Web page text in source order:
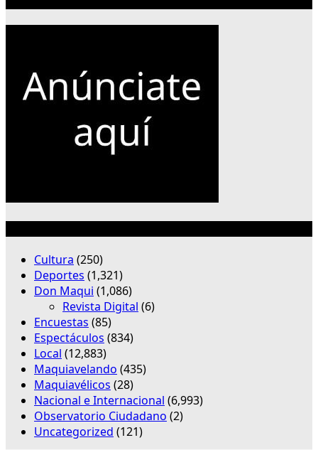
Cultura (250)
Deportes (1,321)
Don Maqui (1,086)
Revista Digital (6)
Encuestas (85)
Espectáculos (834)
Local (12,883)
Maquiavelando (435)
Maquiavélicos (28)
Nacional e Internacional (6,993)
Observatorio Ciudadano (2)
Uncategorized (121)